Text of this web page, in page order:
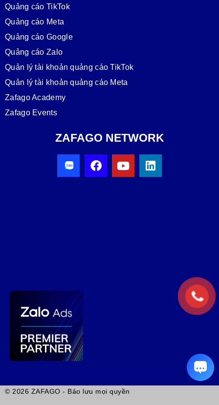
Quảng cáo TikTok
Quảng cáo Meta
Quảng cáo Google
Quảng cáo Zalo
Quản lý tài khoản quảng cáo TikTok
Quản lý tài khoản quảng cáo Meta
Zafago Academy
Zafago Events
ZAFAGO NETWORK
© 2026 ZAFAGO - Bảo lưu mọi quyền